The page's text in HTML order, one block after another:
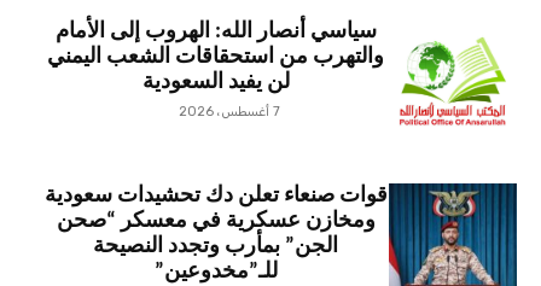
سياسي أنصار الله: الهروب إلى الأمام
والتهرب من استحقاقات الشعب اليمني
لن يفيد السعودية
7 أغسطس، 2026
قوات صنعاء تعلن دك تحشيدات سعودية
ومخازن عسكرية في معسكر “صحن
الجن” بمأرب وتجدد النصيحة
للـ”مخدوعين”